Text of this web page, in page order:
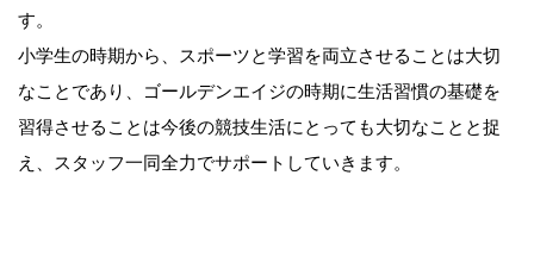
す。
小学生の時期から、スポーツと学習を両立させることは大切
なことであり、ゴールデンエイジの時期に生活習慣の基礎を
習得させることは今後の競技生活にとっても大切なことと捉
え、スタッフ一同全力でサポートしていきます。